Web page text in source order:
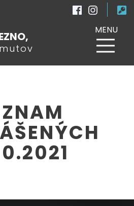
MENU